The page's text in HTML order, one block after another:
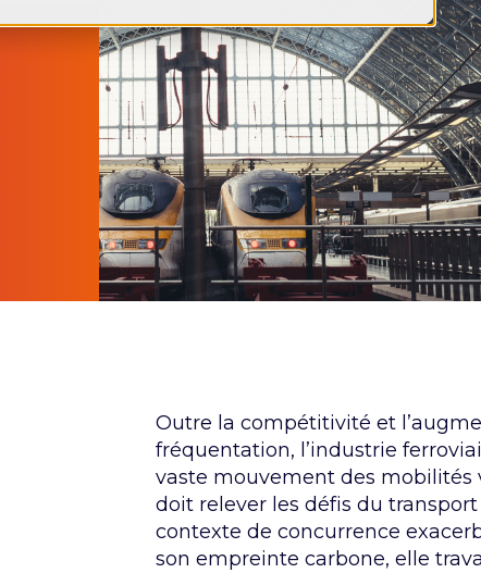
Outre la compétitivité et
fréquentation, l’industrie
vaste mouvement des mobilités
doit relever les défis du transport
contexte de concurrence
son empreinte carbone, elle